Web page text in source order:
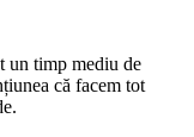
un timp mediu de
că facem tot